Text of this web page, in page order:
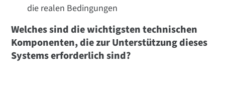
die realen Bedingungen
Welches sind die wichtigsten technischen
Komponenten, die zur Unterstützung dieses
Systems erforderlich sind?